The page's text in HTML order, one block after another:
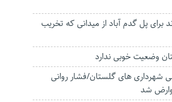
پل گدم آباد از میدانی که تخریب
وضعیت خوبی ندارد
شهرداری های گلستان/فشار روانی
شد